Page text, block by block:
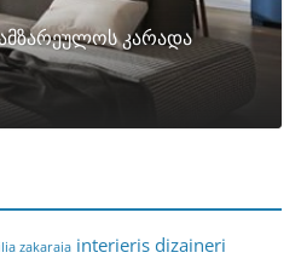
კარადა
ilia zakaraia interieris dizaineri